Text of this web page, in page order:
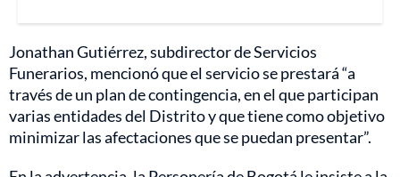
Jonathan Gutiérrez, subdirector de Servicios
Funerarios, mencionó que el servicio se prestará “a
través de un plan de contingencia, en el que participan
varias entidades del Distrito y que tiene como objetivo
minimizar las afectaciones que se puedan presentar”.